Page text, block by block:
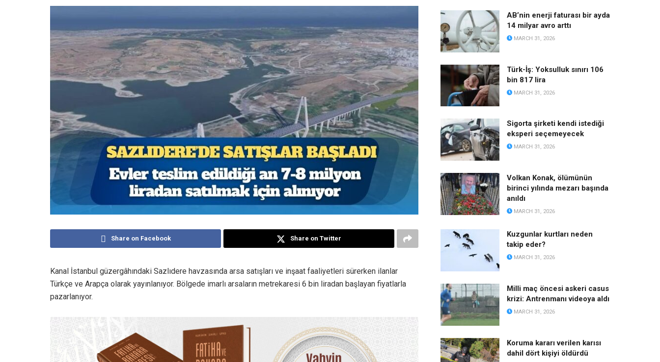
Share on Facebook Share on Twitter
Kanal İstanbul güzergâhındaki Sazlıdere havzasında arsa satışları ve inşaat faaliyetleri sürerken ilanlar
Türkçe ve Arapça olarak yayınlanıyor. Bölgede imarlı arsaların metrekaresi 6 bin liradan başlayan fiyatlarla
pazarlanıyor.
AB’nin enerji faturası bir ayda
14 milyar avro arttı
MARCH 31, 2026
Türk-İş: Yoksulluk sınırı 106
bin 817 lira
MARCH 31, 2026
Sigorta şirketi kendi istediği
eksperi seçemeyecek
MARCH 31, 2026
Volkan Konak, ölümünün
birinci yılında mezarı başında
anıldı
MARCH 31, 2026
Kuzgunlar kurtları neden
takip eder?
MARCH 31, 2026
Milli maç öncesi askeri casus
krizi: Antrenmanı videoya aldı
MARCH 31, 2026
Koruma kararı verilen karısı
dahil dört kişiyi öldürdü